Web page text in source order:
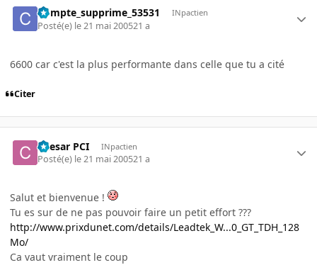
Compte_supprime_53531 INpactien
Posté(e) le 21 mai 200521 a
6600 car c'est la plus performante dans celle que tu a cité
Citer
Caesar PCI INpactien
Posté(e) le 21 mai 200521 a
Salut et bienvenue !
Tu es sur de ne pas pouvoir faire un petit effort ???
http://www.prixdunet.com/details/Leadtek_W...0_GT_TDH_128
Mo/
Ca vaut vraiment le coup